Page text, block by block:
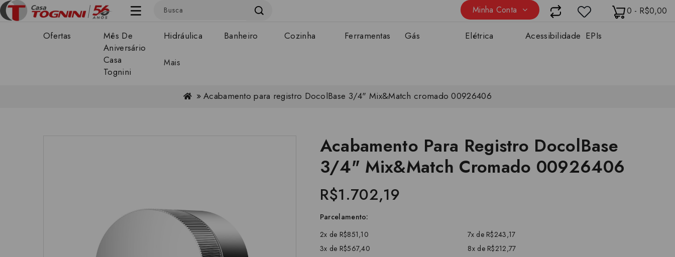
0 - R$0,00
Minha Conta
Ofertas
Mês De
Aniversário
Casa
Tognini
Hidráulica Banheiro Cozinha Ferramentas Gás Elétrica Acessibilidade EPIs
Mais
Acabamento para registro DocolBase 3/4" Mix&Match cromado 00926406
Acabamento Para Registro DocolBase
3/4" Mix&Match Cromado 00926406
R$1.702,19
Parcelamento:
2x de R$851,10
3x de R$567,40
7x de R$243,17
8x de R$212,77